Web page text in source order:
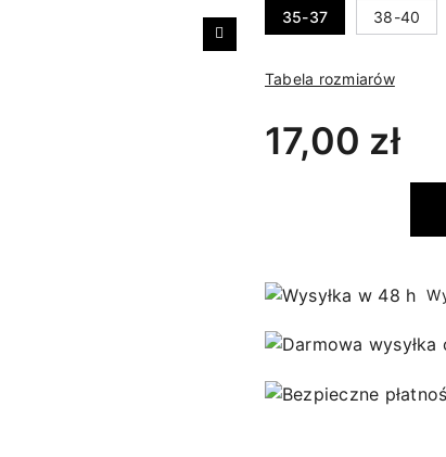
Następny
35-37
38-40
Tabela rozmiarów
17,00 zł